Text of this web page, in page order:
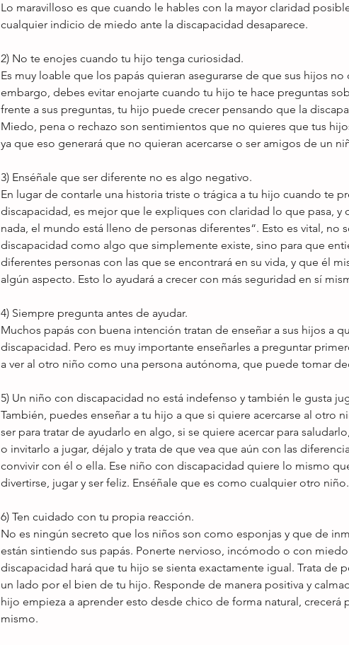
Lo maravilloso es que cuando le hables con la mayor claridad
cualquier indicio de miedo ante la discapacidad desaparece.
2) No te enojes cuando tu hijo tenga curiosidad.
Es muy loable que los papás quieran asegurarse de que sus hijos
embargo, debes evitar enojarte cuando tu hijo te hace preguntas
frente a sus preguntas, tu hijo puede crecer pensando que la
Miedo, pena o rechazo son sentimientos que no quieres que tus
ya que eso generará que no quieran acercarse o ser amigos de un
3) Enséñale que ser diferente no es algo negativo.
En lugar de contarle una historia triste o trágica a tu hijo cuando te
discapacidad, es mejor que le expliques con claridad lo que pasa, y
nada, el mundo está lleno de personas diferentes“. Esto es vital, no
discapacidad como algo que simplemente existe, sino para que
diferentes personas con las que se encontrará en su vida, y que él
algún aspecto. Esto lo ayudará a crecer con más seguridad en sí
4) Siempre pregunta antes de ayudar.
Muchos papás con buena intención tratan de enseñar a sus hijos a
discapacidad. Pero es muy importante enseñarles a preguntar
a ver al otro niño como una persona autónoma, que puede tomar
5) Un niño con discapacidad no está indefenso y también le gusta
También, puedes enseñar a tu hijo a que si quiere acercarse al otro
ser para tratar de ayudarlo en algo, si se quiere acercar para
o invitarlo a jugar, déjalo y trata de que vea que aún con las
convivir con él o ella. Ese niño con discapacidad quiere lo mismo
divertirse, jugar y ser feliz. Enséñale que es como cualquier otro niño.
6) Ten cuidado con tu propia reacción.
No es ningún secreto que los niños son como esponjas y que de
están sintiendo sus papás. Ponerte nervioso, incómodo o con
discapacidad hará que tu hijo se sienta exactamente igual. Trata de
un lado por el bien de tu hijo. Responde de manera positiva y
hijo empieza a aprender esto desde chico de forma natural, crecerá
mismo.